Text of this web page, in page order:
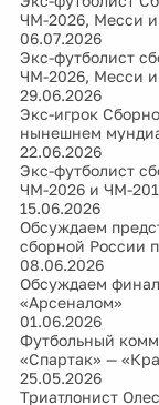
ЧМ-2026, Месси
06.07.2026
Экс-футболист
ЧМ-2026, Месси и
29.06.2026
Экс-игрок
нынешнем
22.06.2026
Экс-футболист
ЧМ-2026 и ЧМ-
15.06.2026
Обсуждаем
сборной России
08.06.2026
Обсуждаем
«Арсеналом»
01.06.2026
Футбольный
«Спартак» —
25.05.2026
Триатлонист